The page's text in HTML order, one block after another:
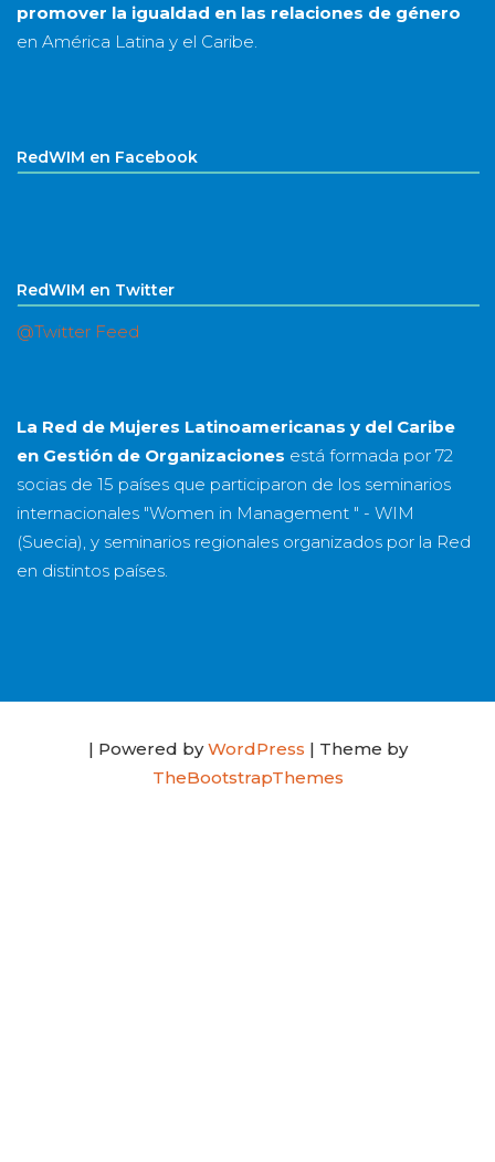
promover la igualdad en las relaciones de género
en América Latina y el Caribe.
RedWIM en Facebook
RedWIM en Twitter
@Twitter Feed
La Red de Mujeres Latinoamericanas y del Caribe
en Gestión de Organizaciones está formada por 72
socias de 15 países que participaron de los seminarios
internacionales "Women in Management " - WIM
(Suecia), y seminarios regionales organizados por la Red
en distintos países.
| Powered byWordPress | Theme by
TheBootstrapThemes